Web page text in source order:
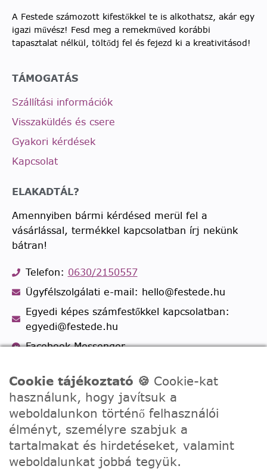
A Festede számozott kifestőkkel te is alkothatsz, akár egy
igazi művész! Fesd meg a remekműved korábbi
tapasztalat nélkül, töltődj fel és fejezd ki a kreativitásod!
TÁMOGATÁS
Szállítási információk
Visszaküldés és csere
Gyakori kérdések
Kapcsolat
ELAKADTÁL?
Amennyiben bármi kérdésed merül fel a
vásárlással, termékkel kapcsolatban írj nekünk
bátran!
Telefon: 0630/2150557
Ügyfélszolgálati e-mail: hello@festede.hu
Egyedi képes számfestőkkel kapcsolatban:
egyedi@festede.hu
Facebook Messenger
Cookie tájékoztató 🍪 Cookie-kat
használunk, hogy javítsuk a
weboldalunkon történő felhasználói
élményt, személyre szabjuk a
tartalmakat és hirdetéseket, valamint
weboldalunkat jobbá tegyük.